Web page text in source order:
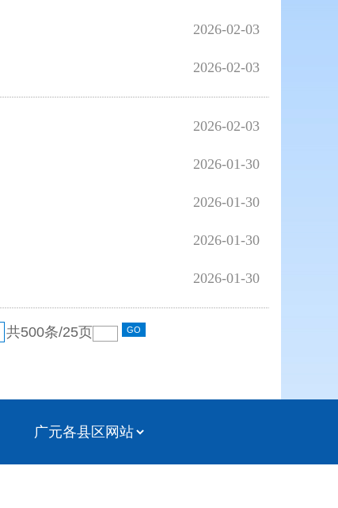
2026-02-03
2026-02-03
2026-02-03
2026-01-30
2026-01-30
2026-01-30
2026-01-30
共500条/25页